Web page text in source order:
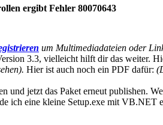
ergibt Fehler 80070643
um Multimediadateien oder
3.3, vielleicht hilft dir das weiter.
Hier ist auch noch ein PDF dafür:
und jetzt das Paket erneut publishen.
ich eine kleine Setup.exe mit VB.NET